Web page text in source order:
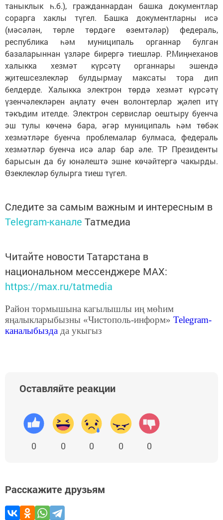
таныклык һ.б.), гражданнардан башка документлар
сорарга хаклы түгел. Башка документларны исә
(мәсәлән, төрле төрдәге өземтәләр) федераль,
республика һәм муниципаль органнар булган
базаларыннан үзләре бирергә тиешләр. Р.Миңнеханов
халыкка хезмәт күрсәтү органнары эшендә
җитешсезлекләр булдырмау максаты тора дип
белдерде. Халыкка электрон төрдә хезмәт күрсәтү
үзенчәлекләрен аңлату өчен волонтерлар җәлеп итү
тәкъдим ителде. Электрон сервислар оештыру буенча
эш тулы көченә бара, әгәр муниципаль һәм төбәк
хезмәтләре буенча проб­лемалар булмаса, федераль
хезмәтләр буенча исә алар бар әле. ТР Президенты
барысын да бу юнәлештә эшне көчәйтергә чакырды.
Өзеклекләр булырга тиеш түгел.
Следите за самым важным и интересным в
Telegram-канале Татмедиа
Читайте новости Татарстана в
национальном мессенджере MАХ:
https://max.ru/tatmedia
Район тормышына кагылышлы иң мөһим
яңалыкларыбызны «Чистополь-информ» Telegram-
каналыбызда да укыгыз
Оставляйте реакции
0 0 0 0 0
Расскажите друзьям